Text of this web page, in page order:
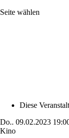
Seite wählen
Diese
Do.. 09.02.2023
Kino